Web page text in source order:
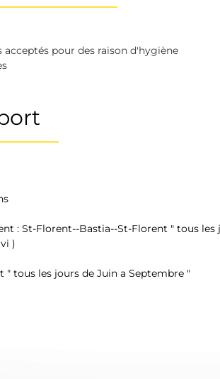
acceptés pour des raison d'hygiène
: St-Florent--Bastia--St-Florent " tous
)
" tous les jours de Juin a Septembre "